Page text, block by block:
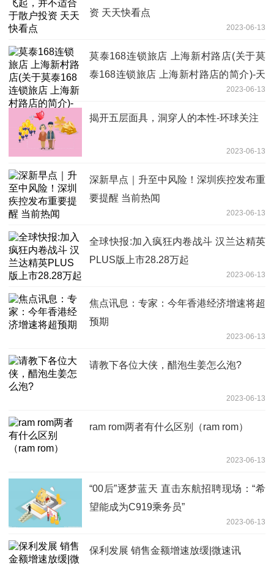
资 天天快看点
2023-06-13
莫泰168连锁旅店 上海新村路店(关于莫
泰168连锁旅店 上海新村路店的简介)-天
2023-06-13
揭开五层面具，洞穿人的本性-环球关注
2023-06-13
深新早点｜升至中风险！深圳疾控发布重
要提醒 当前热闻
2023-06-13
全球快报:加入疯狂内卷战斗 汉兰达精英
PLUS版上市28.28万起
2023-06-13
焦点讯息：专家：今年香港经济增速将超
预期
2023-06-13
请教下各位大侠，醋泡生姜怎么泡?
2023-06-13
ram rom两者有什么区别（ram rom）
2023-06-13
“00后”逐梦蓝天 直击东航招聘现场：“希
望能成为C919乘务员”
2023-06-13
保利发展 销售金额增速放缓|微速讯